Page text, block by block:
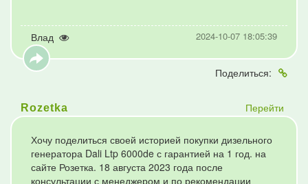
Влад 2024-10-07 18:05:39
Поделиться:
Rozetka Перейти
Хочу поделиться своей историей покупки дизельного
генератора Dali Ltp 6000de с гарантией на 1 год. на
сайте Розетка. 18 августа 2023 года после
консультации с менеджером и по рекомендации